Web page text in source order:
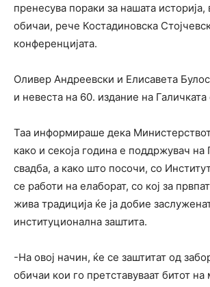
пренесува пораки за нашата
обичаи, рече Костадиновска
конференцијата.
Оливер Андреевски и Елисавета
и невеста на 60. издание на Галичката
Таа информираше дека
како и секоја година е поддржувач на
свадба, а како што посочи, со
се работи на елаборат, со кој за
жива традиција ќе ја добие
институционална заштита.
-На овој начин, ќе се заштитат од
обичаи кои го претставуваат битот